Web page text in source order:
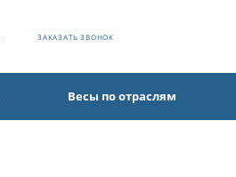
ЗАКАЗАТЬ ЗВОНОК
Весы по отраслям